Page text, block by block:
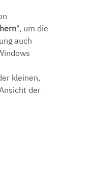
", um die
auch
kleinen,
der